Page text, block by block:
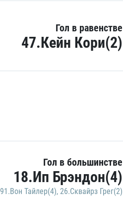
Гол в равенстве
47.Кейн Кори(2)
Гол в большинстве
18.Ип Брэндон(4)
91.Вон Тайлер(4), 26.Сквайрз Грег(2)